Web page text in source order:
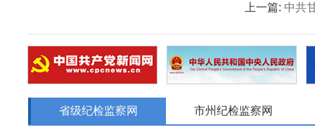
上一篇: 中共
省级纪检监察网 市州纪检监察网